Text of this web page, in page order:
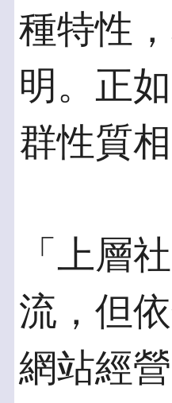
種特性
明。正
群性質
「上層
流，但
網站經